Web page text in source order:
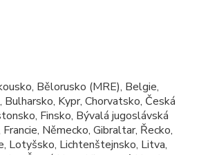
Bělorusko (MRE), Belgie,
Bulharsko, Kypr, Chorvatsko, Česká
Finsko, Bývalá jugoslávská
Německo, Gibraltar, Řecko,
Lotyšsko, Lichtenštejnsko, Litva,